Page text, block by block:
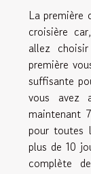
La première
croisière
allez
première
suffisante
vous avez
maintenant
pour toutes
plus de 10
complète